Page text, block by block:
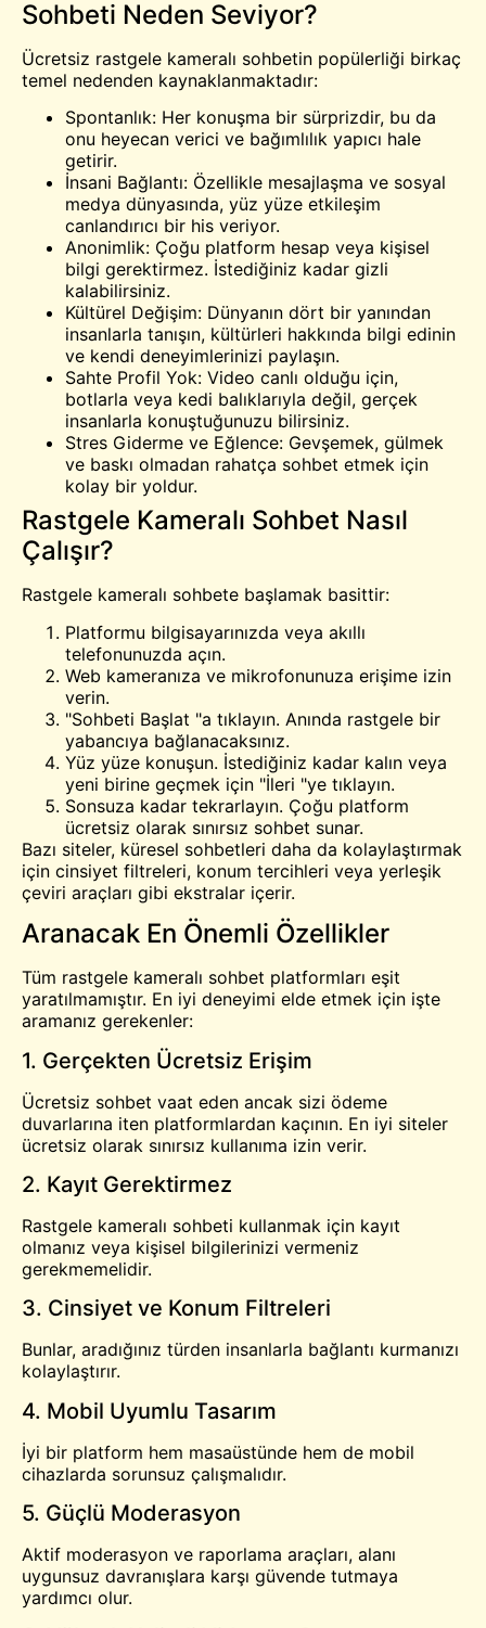
Sohbeti Neden Seviyor?
Ücretsiz rastgele kameralı sohbetin popülerliği birkaç
temel nedenden kaynaklanmaktadır:
Spontanlık: Her konuşma bir sürprizdir, bu da
onu heyecan verici ve bağımlılık yapıcı hale
getirir.
İnsani Bağlantı: Özellikle mesajlaşma ve sosyal
medya dünyasında, yüz yüze etkileşim
canlandırıcı bir his veriyor.
Anonimlik: Çoğu platform hesap veya kişisel
bilgi gerektirmez. İstediğiniz kadar gizli
kalabilirsiniz.
Kültürel Değişim: Dünyanın dört bir yanından
insanlarla tanışın, kültürleri hakkında bilgi edinin
ve kendi deneyimlerinizi paylaşın.
Sahte Profil Yok: Video canlı olduğu için,
botlarla veya kedi balıklarıyla değil, gerçek
insanlarla konuştuğunuzu bilirsiniz.
Stres Giderme ve Eğlence: Gevşemek, gülmek
ve baskı olmadan rahatça sohbet etmek için
kolay bir yoldur.
Rastgele Kameralı Sohbet Nasıl
Çalışır?
Rastgele kameralı sohbete başlamak basittir:
Platformu bilgisayarınızda veya akıllı
telefonunuzda açın.
Web kameranıza ve mikrofonunuza erişime izin
verin.
"Sohbeti Başlat "a tıklayın. Anında rastgele bir
yabancıya bağlanacaksınız.
Yüz yüze konuşun. İstediğiniz kadar kalın veya
yeni birine geçmek için "İleri "ye tıklayın.
Sonsuza kadar tekrarlayın. Çoğu platform
ücretsiz olarak sınırsız sohbet sunar.
Bazı siteler, küresel sohbetleri daha da kolaylaştırmak
için cinsiyet filtreleri, konum tercihleri veya yerleşik
çeviri araçları gibi ekstralar içerir.
Aranacak En Önemli Özellikler
Tüm rastgele kameralı sohbet platformları eşit
yaratılmamıştır. En iyi deneyimi elde etmek için işte
aramanız gerekenler:
1. Gerçekten Ücretsiz Erişim
Ücretsiz sohbet vaat eden ancak sizi ödeme
duvarlarına iten platformlardan kaçının. En iyi siteler
ücretsiz olarak sınırsız kullanıma izin verir.
2. Kayıt Gerektirmez
Rastgele kameralı sohbeti kullanmak için kayıt
olmanız veya kişisel bilgilerinizi vermeniz
gerekmemelidir.
3. Cinsiyet ve Konum Filtreleri
Bunlar, aradığınız türden insanlarla bağlantı kurmanızı
kolaylaştırır.
4. Mobil Uyumlu Tasarım
İyi bir platform hem masaüstünde hem de mobil
cihazlarda sorunsuz çalışmalıdır.
5. Güçlü Moderasyon
Aktif moderasyon ve raporlama araçları, alanı
uygunsuz davranışlara karşı güvende tutmaya
yardımcı olur.